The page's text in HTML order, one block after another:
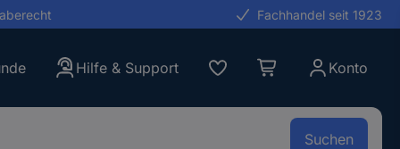
Fachhandel seit 1923
Hilfe & Support Konto
Suchen